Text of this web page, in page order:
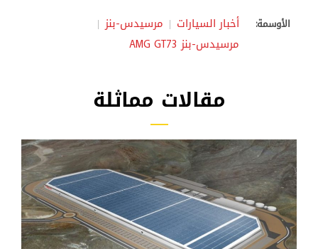
الأوسمة: أخبار السيارات
مرسيدس-بنز
مرسيدس-بنز AMG GT73
مقالات مماثلة